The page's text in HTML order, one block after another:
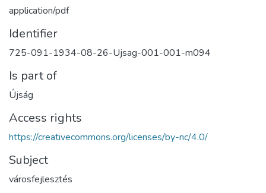
application/pdf
Identifier
725-091-1934-08-26-Ujsag-001-001-m094
Is part of
Újság
Access rights
https://creativecommons.org/licenses/by-nc/4.0/
Subject
városfejlesztés